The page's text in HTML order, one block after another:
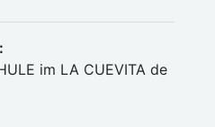
im LA CUEVITA de